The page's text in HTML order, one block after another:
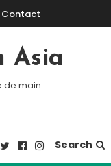
Contact
Asia
de main
Search